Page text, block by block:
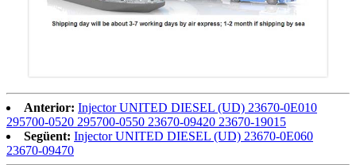
Anterior: Injector UNITED DIESEL (UD) 23670-0E010
295700-0520 295700-0550 23670-09420 23670-19015
Següent: Injector UNITED DIESEL (UD) 23670-0E060
23670-09470